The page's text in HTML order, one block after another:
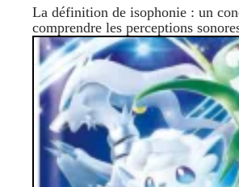
La définition de isophonie : un
comprendre les perceptions